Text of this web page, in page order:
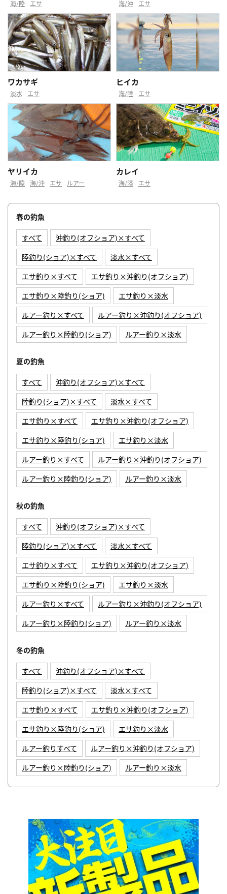
海/陸 エサ 海/沖 エサ
ワカサギ
淡水 エサ
ヒイカ
海/陸 エサ
ヤリイカ
海/陸 海/沖 エサ ルアー
カレイ
海/陸 エサ
春の釣魚
すべて
沖釣り(オフショア)×すべて
陸釣り(ショア)×すべて
淡水×すべて
エサ釣り×すべて
エサ釣り×沖釣り(オフショア)
エサ釣り×陸釣り(ショア)
エサ釣り×淡水
ルアー釣り×すべて
ルアー釣り×沖釣り(オフショア)
ルアー釣り×陸釣り(ショア)
ルアー釣り×淡水
夏の釣魚
すべて
沖釣り(オフショア)×すべて
陸釣り(ショア)×すべて
淡水×すべて
エサ釣り×すべて
エサ釣り×沖釣り(オフショア)
エサ釣り×陸釣り(ショア)
エサ釣り×淡水
ルアー釣り×すべて
ルアー釣り×沖釣り(オフショア)
ルアー釣り×陸釣り(ショア)
ルアー釣り×淡水
秋の釣魚
すべて
沖釣り(オフショア)×すべて
陸釣り(ショア)×すべて
淡水×すべて
エサ釣り×すべて
エサ釣り×沖釣り(オフショア)
エサ釣り×陸釣り(ショア)
エサ釣り×淡水
ルアー釣り×すべて
ルアー釣り×沖釣り(オフショア)
ルアー釣り×陸釣り(ショア)
ルアー釣り×淡水
冬の釣魚
すべて
沖釣り(オフショア)×すべて
陸釣り(ショア)×すべて
淡水×すべて
エサ釣り×すべて
エサ釣り×沖釣り(オフショア)
エサ釣り×陸釣り(ショア)
エサ釣り×淡水
ルアー釣りすべて
ルアー釣り×沖釣り(オフショア)
ルアー釣り×陸釣り(ショア)
ルアー釣り×淡水